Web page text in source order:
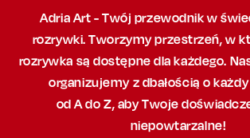
Adria Art - Twój przewodnik w
rozrywki. Tworzymy przestrzeń,w
rozrywka są dostępne dla każdego.
organizujemy z dbałością o
od A do Z, abyTwoje
niepowtarzalne!